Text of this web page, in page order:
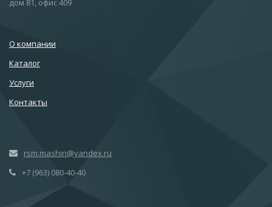
дом 81, офис 409
О компании
Каталог
Услуги
Контакты
rsm.mashin@yandex.ru
+7 (963) 080-40-40